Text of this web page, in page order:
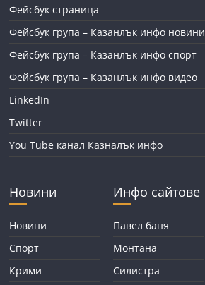
Фейсбук страница
Фейсбук група – Казанлък инфо новини
Фейсбук група – Казанлък инфо спорт
Фейсбук група – Казанлък инфо видео
LinkedIn
Twitter
You Tube канал Казналък инфо
Новини
Новини
Спорт
Крими
Инфо сайтове
Павел баня
Монтана
Силистра